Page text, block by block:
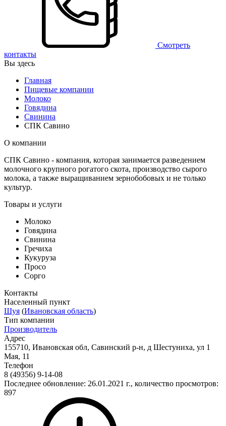
Смотреть
контакты
Вы здесь
Главная
Пищевые компании
Молоко
Говядина
Свинина
СПК Савино
О компании
СПК Савино - компания, которая занимается разведением
молочного крупного рогатого скота, производство сырого
молока, а также выращиванием зернобобовых и не только
культур.
Товары и услуги
Молоко
Говядина
Свинина
Гречиха
Кукуруза
Просо
Сорго
Контакты
Населенный пункт
Шуя (Ивановская область)
Тип компании
Производитель
Адрес
155710, Ивановская обл, Савинский р-н, д Шестуниха, ул 1
Мая, 11
Телефон
8 (49356) 9-14-08
Последнее обновление: 26.01.2021 г., количество просмотров:
897